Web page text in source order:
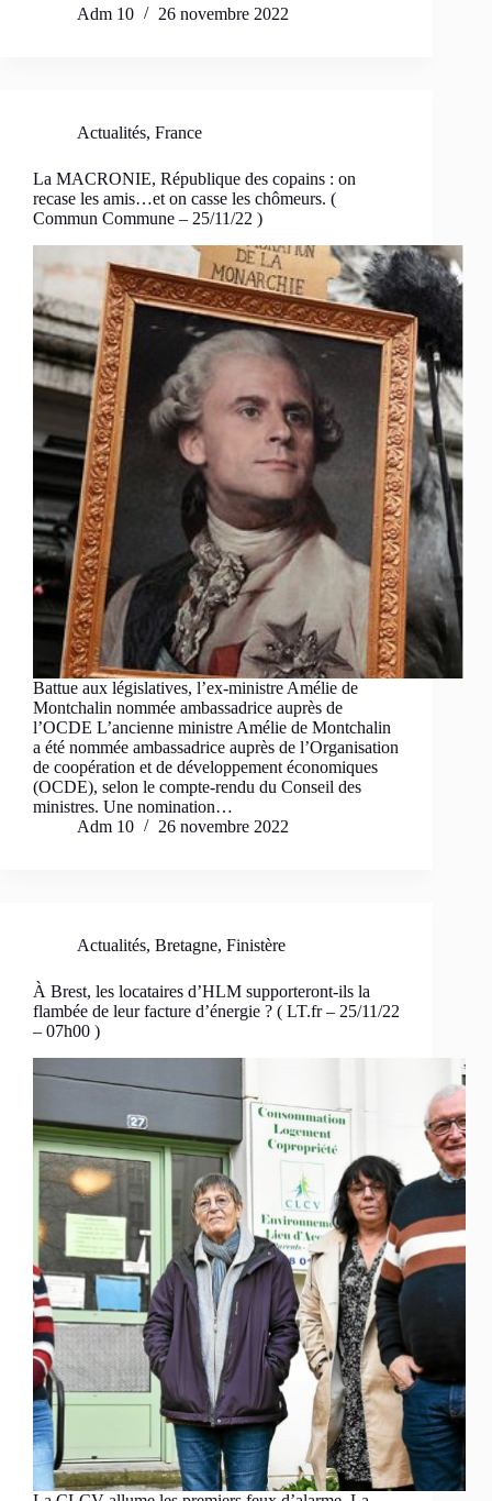
Adm 10
26 novembre 2022
Actualités, France
La MACRONIE, République des copains : on
recase les amis…et on casse les chômeurs. (
Commun Commune – 25/11/22 )
Battue aux législatives, l’ex-ministre Amélie de
Montchalin nommée ambassadrice auprès de
l’OCDE L’ancienne ministre Amélie de Montchalin
a été nommée ambassadrice auprès de l’Organisation
de coopération et de développement économiques
(OCDE), selon le compte-rendu du Conseil des
ministres. Une nomination…
Adm 10
26 novembre 2022
Actualités, Bretagne, Finistère
À Brest, les locataires d’HLM supporteront-ils la
flambée de leur facture d’énergie ? ( LT.fr – 25/11/22
– 07h00 )